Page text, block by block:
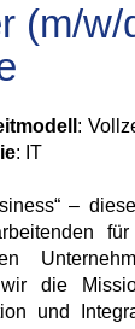
(m/w/
:
: IT
–
wir die
und